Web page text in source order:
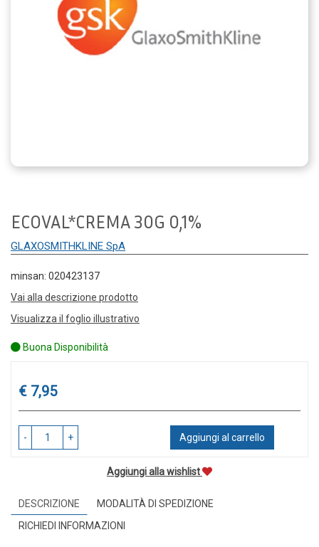
ECOVAL*CREMA 30G 0,1%
GLAXOSMITHKLINE SpA
minsan: 020423137
Vai alla descrizione prodotto
Visualizza il foglio illustrativo
Buona Disponibilità
Prezzo
€ 7,95
- + Aggiungi al carrello
Aggiungi alla wishlist
DESCRIZIONE
MODALITÀ DI SPEDIZIONE
RICHIEDI INFORMAZIONI